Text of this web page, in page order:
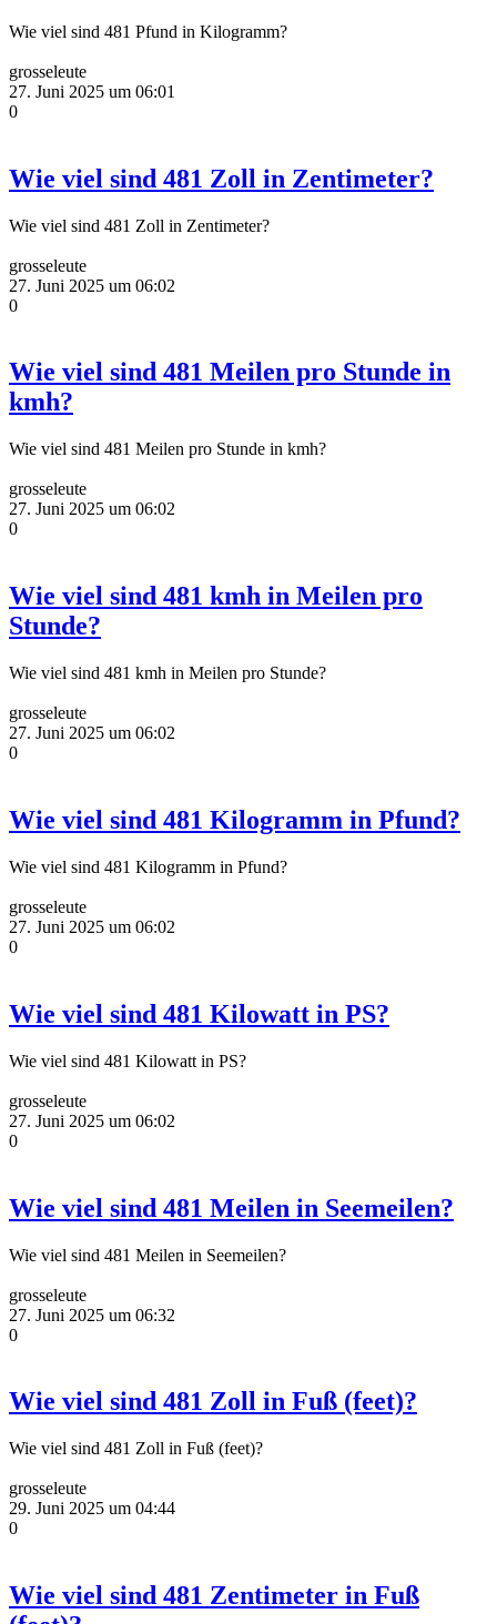
Wie viel sind 481 Pfund in Kilogramm?
grosseleute
27. Juni 2025 um 06:01
0
Wie viel sind 481 Zoll in Zentimeter?
Wie viel sind 481 Zoll in Zentimeter?
grosseleute
27. Juni 2025 um 06:02
0
Wie viel sind 481 Meilen pro Stunde in
kmh?
Wie viel sind 481 Meilen pro Stunde in kmh?
grosseleute
27. Juni 2025 um 06:02
0
Wie viel sind 481 kmh in Meilen pro
Stunde?
Wie viel sind 481 kmh in Meilen pro Stunde?
grosseleute
27. Juni 2025 um 06:02
0
Wie viel sind 481 Kilogramm in Pfund?
Wie viel sind 481 Kilogramm in Pfund?
grosseleute
27. Juni 2025 um 06:02
0
Wie viel sind 481 Kilowatt in PS?
Wie viel sind 481 Kilowatt in PS?
grosseleute
27. Juni 2025 um 06:02
0
Wie viel sind 481 Meilen in Seemeilen?
Wie viel sind 481 Meilen in Seemeilen?
grosseleute
27. Juni 2025 um 06:32
0
Wie viel sind 481 Zoll in Fuß (feet)?
Wie viel sind 481 Zoll in Fuß (feet)?
grosseleute
29. Juni 2025 um 04:44
0
Wie viel sind 481 Zentimeter in Fuß